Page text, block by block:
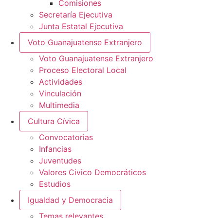
Comisiones
Secretaría Ejecutiva
Junta Estatal Ejecutiva
Voto Guanajuatense Extranjero
Voto Guanajuatense Extranjero
Proceso Electoral Local
Actividades
Vinculación
Multimedia
Cultura Cívica
Convocatorias
Infancias
Juventudes
Valores Civico Democráticos
Estudios
Igualdad y Democracia
Temas relevantes